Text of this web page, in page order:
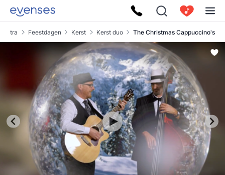
Extra Feestdagen Kerst Kerst duo The Christmas Cappuccino's